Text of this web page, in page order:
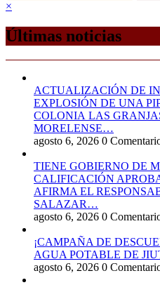
×
Últimas noticias
ACTUALIZACIÓN DE
EXPLOSIÓN DE UNA
COLONIA LAS
MORELENSE…
agosto 6, 2026 0
TIENE GOBIERNO DE
CALIFICACIÓN
AFIRMA EL
SALAZAR…
agosto 6, 2026 0
¡CAMPAÑA DE
AGUA POTABLE DE
agosto 6, 2026 0